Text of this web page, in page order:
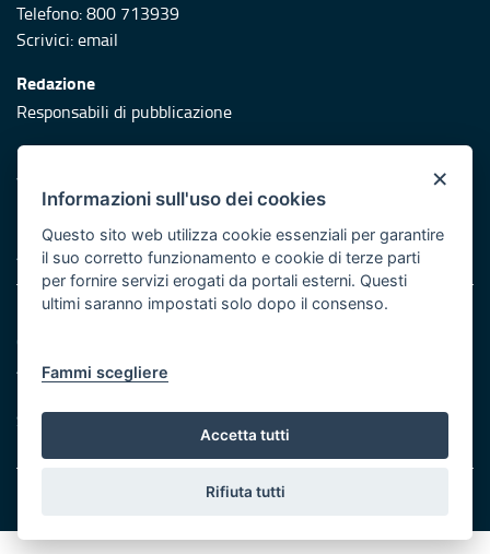
Telefono: 800 713939
Scrivici:email
Redazione
Responsabili di pubblicazione
Protezione civile
Vai al sito di Protezione Civile Puglia
Iniziativa finanziata con risorse del POR Puglia 2014/2020 -
Asse XI
Note legali
Cookie e privacy
Atti di notifica
Servizi Intranet
© Regione Puglia
×
Informazioni sull'uso dei cookies
Questo sito web utilizza cookie essenziali per garantire
il suo corretto funzionamento e cookie di terze parti
per fornire servizi erogati da portali esterni. Questi
ultimi saranno impostati solo dopo il consenso.
Fammi scegliere
Accetta tutti
Rifiuta tutti